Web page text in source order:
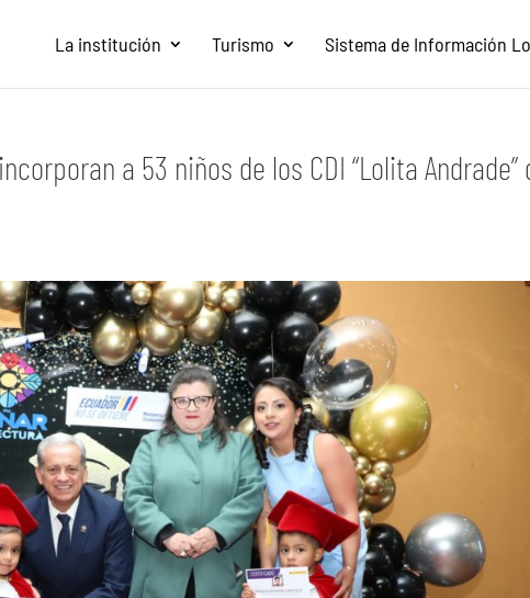
La institución Turismo Sistema de Información
a 53 niños de los CDI “Lolita Andrade”